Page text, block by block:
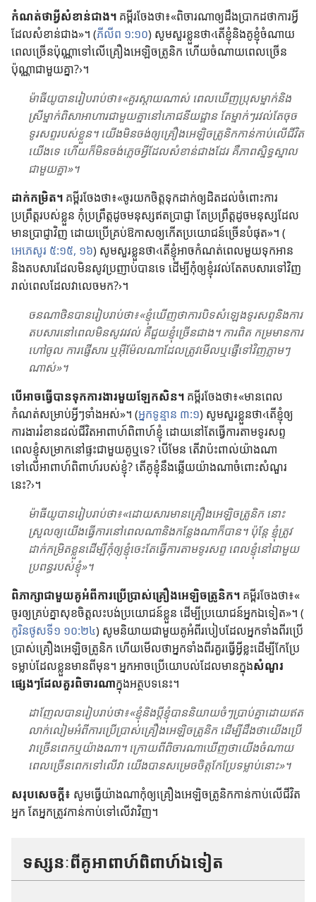
កំណត់​ថា​អ្វី​សំខាន់​ជាង។ គម្ពីរ​ចែង​ថា​៖​«​ពិចារណា​ឲ្យ​ដឹង​ប្រាកដ​ថា​ការ​អ្វី​
ដែល​សំខាន់​ជាង​»។ (​ភីលីព ១:១០​) សូម​សួរ​ខ្លួន​ថា‹តើ​ខ្ញុំ​និង​គូ​ខ្ញុំ​ចំណាយ​
ពេល​ច្រើន​ប៉ុណ្ណា​ទៅ​លើ​គ្រឿង​អេឡិចត្រូនិក ហើយ​ចំណាយ​ពេល​ច្រើន​
ប៉ុណ្ណា​ជា​មួយ​គ្នា?›។
ម៉ាធីយូ​បាន​រៀប​រាប់​ថា​៖​«​គួរ​ស្ដាយ​ណាស់ ពេល​ឃើញ​ប្រុស​ម្នាក់​និង​
ស្រី​ម្នាក់​ពិសា​អាហារ​ជា​មួយ​គ្នា​នៅ​ភោជនីយដ្ឋាន តែ​ម្នាក់​ៗ​រវល់​តែ​ចុច​
ទូរសព្ទ​របស់​ខ្លួន។ យើង​មិន​ចង់​ឲ្យ​គ្រឿង​អេឡិចត្រូនិក​កាន់​កាប់​លើ​ជីវិត​
យើង​ទេ ហើយ​ក៏​មិន​ចង់​ភ្លេច​អ្វី​ដែល​សំខាន់​ជាង​ដែរ គឺ​ភាព​ស្និទ្ធ​ស្នាល​
ជា​មួយ​គ្នា​»។
ដាក់​កម្រិត។ គម្ពីរ​ចែង​ថា​៖​«​ចូរ​យក​ចិត្ត​ទុក​ដាក់​ឲ្យ​ដិត​ដល់​ចំពោះ​ការ​
ប្រព្រឹត្ត​របស់​ខ្លួន កុំ​ប្រព្រឹត្ត​ដូច​មនុស្ស​ឥត​ប្រាជ្ញា តែ​ប្រព្រឹត្ត​ដូច​មនុស្ស​ដែល​
មាន​ប្រាជ្ញា​វិញ ដោយ​ប្រើ​គ្រប់​ឱកាស​ឲ្យ​កើត​ប្រយោជន៍​ច្រើន​បំផុត​»។ (​
អេភេសូរ ៥:១៥, ១៦​) សូម​សួរ​ខ្លួន​ថា‹តើ​ខ្ញុំ​អាច​កំណត់​ពេល​មួយ​ទុក​អាន​
និង​តប​សារ​ដែល​មិន​សូវ​ប្រញាប់​បាន​ទេ ដើម្បី​កុំ​ឲ្យ​ខ្ញុំ​រវល់​តែ​តប​សារ​ទៅ​វិញ​
រាល់​ពេល​ដែល​វា​លេច​មក?›។
ចនណាថិន​បាន​រៀប​រាប់​ថា​៖​«​ខ្ញុំ​ឃើញ​ថា​ការ​បិទ​សំឡេង​ទូរសព្ទ​និង​ការ​
តប​សារ​នៅ​ពេល​មិន​សូវ​រវល់ គឺ​ជួយ​ខ្ញុំ​ច្រើន​ជាង។ ការ​ពិត កម្រ​មាន​ការ​
ហៅ​ចូល ការ​ផ្ញើ​សារ ឬ​អ៊ីម៉ែល​ណា​ដែល​ត្រូវ​មើល​ឬ​ផ្ញើ​ទៅ​វិញ​ភ្លាម​ៗ​
ណាស់​»។
បើ​អាច​ធ្វើ​បាន​ទុក​ការ​ងារ​មួយ​ឡែក​សិន។ គម្ពីរ​ចែង​ថា​៖​«​មាន​ពេល​
កំណត់​សម្រាប់​អ្វី​ៗ​ទាំង​អស់​»។ (​អ្នក​ទូន្មាន ៣:១​) សូម​សួរ​ខ្លួន​ថា‹តើ​ខ្ញុំ​ឲ្យ​
ការ​ងារ​រំខាន​ដល់​ជីវិត​អាពាហ៍ពិពាហ៍​ខ្ញុំ ដោយ​នៅ​តែ​ធ្វើ​ការ​តាម​ទូរសព្ទ​
ពេល​ខ្ញុំ​សម្រាក​នៅ​ផ្ទះ​ជា​មួយ​គូ​ឬ​ទេ? បើមែន តើវាប៉ះពាល់យ៉ាងណា
ទៅលើអាពាហ៍ពិពាហ៍របស់ខ្ញុំ? តើគូខ្ញុំនឹងឆ្លើយយ៉ាងណាចំពោះសំណួរ
នេះ?›។
ម៉ាធីយូ​បាន​រៀប​រាប់​ថា​៖​«​ដោយ​សារ​មាន​គ្រឿង​អេឡិចត្រូនិក នោះ​
ស្រួល​ឲ្យ​យើង​ធ្វើ​ការ​នៅ​ពេល​ណា​និង​កន្លែង​ណា​ក៏​បាន។ ប៉ុន្តែ ខ្ញុំ​ត្រូវ​
ដាក់​កម្រិត​ខ្លួន​ដើម្បី​កុំ​ឲ្យ​ខ្ញុំ​ចេះ​តែ​ធ្វើ​ការ​តាម​ទូរសព្ទ ពេល​ខ្ញុំ​នៅ​ជា​មួយ​
ប្រពន្ធ​របស់​ខ្ញុំ​»។
ពិភាក្សា​ជា​មួយ​គូ​អំពី​ការ​ប្រើ​ប្រាស់​គ្រឿង​អេឡិចត្រូនិក។ គម្ពីរ​ចែង​ថា​៖​«​
ចូរ​ឲ្យ​គ្រប់​គ្នា​សុខ​ចិត្ត​លះ​បង់​ប្រយោជន៍​ខ្លួន ដើម្បី​ប្រយោជន៍​អ្នក​ឯ​ទៀត​»។ (​
កូរិនថូស​ទី​១ ១០:២៤​) សូម​និយាយ​ជា​មួយ​គូ​អំពី​របៀប​ដែល​អ្នក​ទាំង​ពីរ​ប្រើ​
ប្រាស់​គ្រឿង​អេឡិចត្រូនិក ហើយ​មើល​ថា​អ្នក​ទាំង​ពីរ​គួរ​ធ្វើ​អ្វី​ខ្លះ​ដើម្បី​កែ​ប្រែ​
ទម្លាប់​ដែល​ខ្លួន​មាន​ពី​មុន។ អ្នក​អាច​ប្រើ​យោបល់​ដែល​មាន​ក្នុង​សំណួរ​
ផ្សេង​ៗ​ដែល​គួរ​ពិចារណា​ក្នុង​អត្ថបទ​នេះ។
ដាញែល​បាន​រៀប​រាប់​ថា​៖​«​ខ្ញុំ​និង​ប្ដី​ខ្ញុំ​បាន​និយាយ​ចំ​ៗ​ប្រាប់​គ្នា​ដោយ​ឥត​
លាក់​លៀម​អំពី​ការ​ប្រើ​ប្រាស់​គ្រឿង​អេឡិចត្រូនិក ដើម្បី​ដឹង​ថា​យើង​ប្រើ​
វា​ច្រើន​ពេក​ឬ​យ៉ាង​ណា។ ក្រោយ​ពី​ពិចារណា​ឃើញ​ថា​យើង​ចំណាយ​
ពេល​ច្រើន​ពេក​ទៅ​លើ​វា យើង​បាន​សម្រេច​ចិត្ត​កែ​ប្រែ​ទម្លាប់​នោះ​»។
សរុប​សេចក្ដី​៖ សូម​ធ្វើ​យ៉ាង​ណា​កុំ​ឲ្យ​គ្រឿង​អេឡិចត្រូនិក​កាន់​កាប់​លើ​ជីវិត​
អ្នក តែ​អ្នក​ត្រូវ​កាន់​កាប់​ទៅ​លើ​វា​វិញ។
ទស្សនៈ​ពី​គូ​អាពាហ៍ពិពាហ៍​ឯ​ទៀត